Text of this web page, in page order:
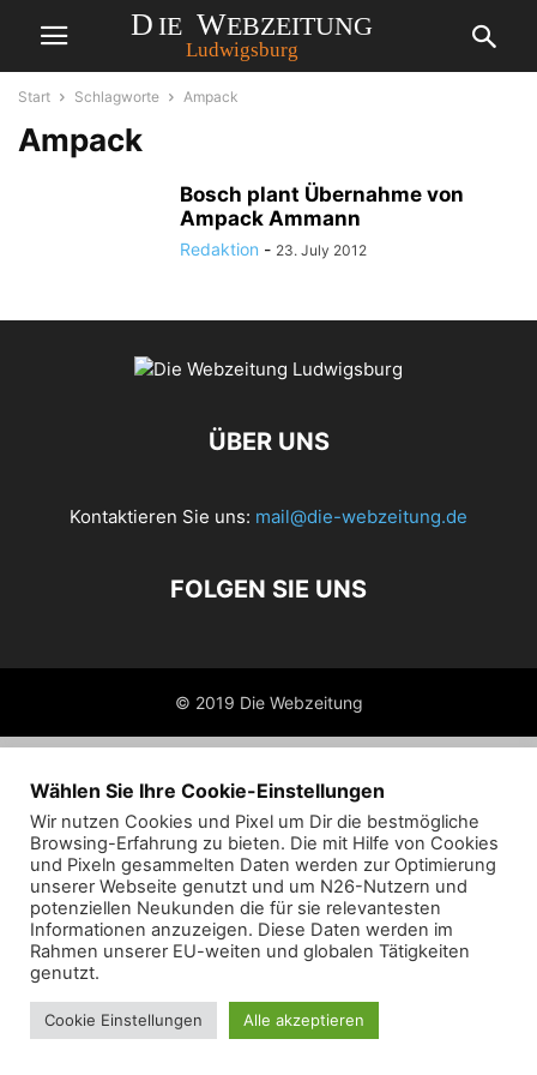
Start Schlagworte Ampack
Ampack
Bosch plant Übernahme von
Ampack Ammann
Redaktion - 23. July 2012
ÜBER UNS
Kontaktieren Sie uns: mail@die-webzeitung.de
FOLGEN SIE UNS
© 2019 Die Webzeitung
Wählen Sie Ihre Cookie-Einstellungen
Wir nutzen Cookies und Pixel um Dir die bestmögliche
Browsing-Erfahrung zu bieten. Die mit Hilfe von Cookies
und Pixeln gesammelten Daten werden zur Optimierung
unserer Webseite genutzt und um N26-Nutzern und
potenziellen Neukunden die für sie relevantesten
Informationen anzuzeigen. Diese Daten werden im
Rahmen unserer EU-weiten und globalen Tätigkeiten
genutzt.
Cookie Einstellungen Alle akzeptieren